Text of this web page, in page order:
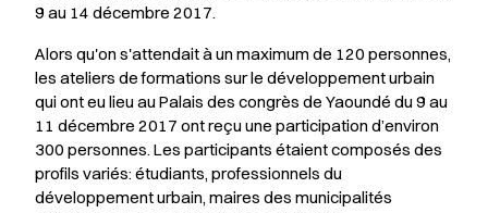
9 au 14 décembre 2017.
Alors qu'on s'attendait à un maximum de 120 personnes,
les ateliers de formations sur le développement urbain
qui ont eu lieu au Palais des congrès de Yaoundé du 9 au
11 décembre 2017 ont reçu une participation d’environ
300 personnes. Les participants étaient composés des
profils variés: étudiants, professionnels du
développement urbain, maires des municipalités